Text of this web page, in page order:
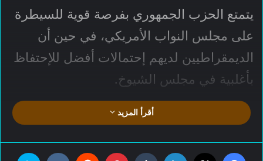
يتمتع الحزب الجمهوري بفرصة قوية للسيطرة
على مجلس النواب الأمريكي، في حين أن
الديمقراطيين لديهم إحتمالات أفضل للإحتفاظ
بأغلبية في مجلس الشيوخ.
السيطرة على مجلس النواب الأمريكي من
أقرأ المزيد
فيسبوك
‫X لينكدإن بينتيريست